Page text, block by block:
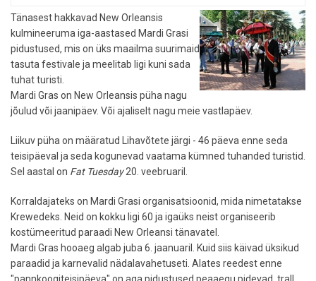
Tänasest hakkavad New Orleansis
kulmineeruma iga-aastased Mardi Grasi
pidustused, mis on üks maailma suurimaid
tasuta festivale ja meelitab ligi kuni sada
tuhat turisti.
Mardi Gras on New Orleansis püha nagu
jõulud või jaanipäev. Või ajaliselt nagu meie vastlapäev.
Liikuv püha on määratud Lihavõtete järgi - 46 päeva enne seda
teisipäeval ja seda kogunevad vaatama kümned tuhanded turistid.
Sel aastal on Fat Tuesday20. veebruaril.
Korraldajateks on Mardi Grasi organisatsioonid, mida nimetatakse
Krewedeks. Neid on kokku ligi 60 ja igaüks neist organiseerib
kostümeeritud paraadi New Orleansi tänavatel.
Mardi Gras hooaeg algab juba 6. jaanuaril. Kuid siis käivad üksikud
paraadid ja karnevalid nädalavahetuseti. Alates reedest enne